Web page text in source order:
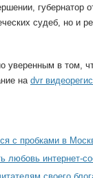
губернатор
судеб, но и
уверенным в том,
на dvr
с пробками в
любовь интернет-